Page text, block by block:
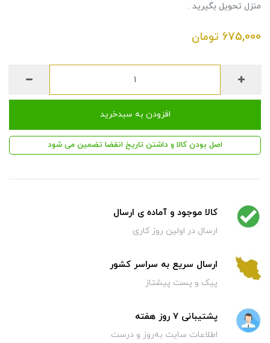
منزل تحویل بگیرید .
675,000 تومان
افزودن به سبدخرید
اصل بودن کالا و داشتن تاریخ انقضا تضمین می شود
کالا موجود و آماده ی ارسال
ارسال در اولین روز کاری
ارسال سریع به سراسر کشور
پیک و پست پیشتاز
پشتیبانی 7 روز هفته
اطلاعات سایت به‌روز و درست